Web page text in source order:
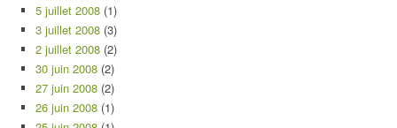
5 juillet 2008 (1)
3 juillet 2008 (3)
2 juillet 2008 (2)
30 juin 2008 (2)
27 juin 2008 (2)
26 juin 2008 (1)